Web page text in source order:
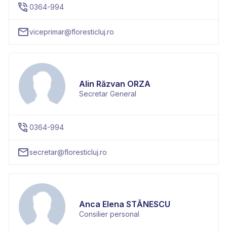
0364-994
viceprimar@floresticluj.ro
Alin Răzvan ORZA
Secretar General
0364-994
secretar@floresticluj.ro
Anca Elena STĂNESCU
Consilier personal